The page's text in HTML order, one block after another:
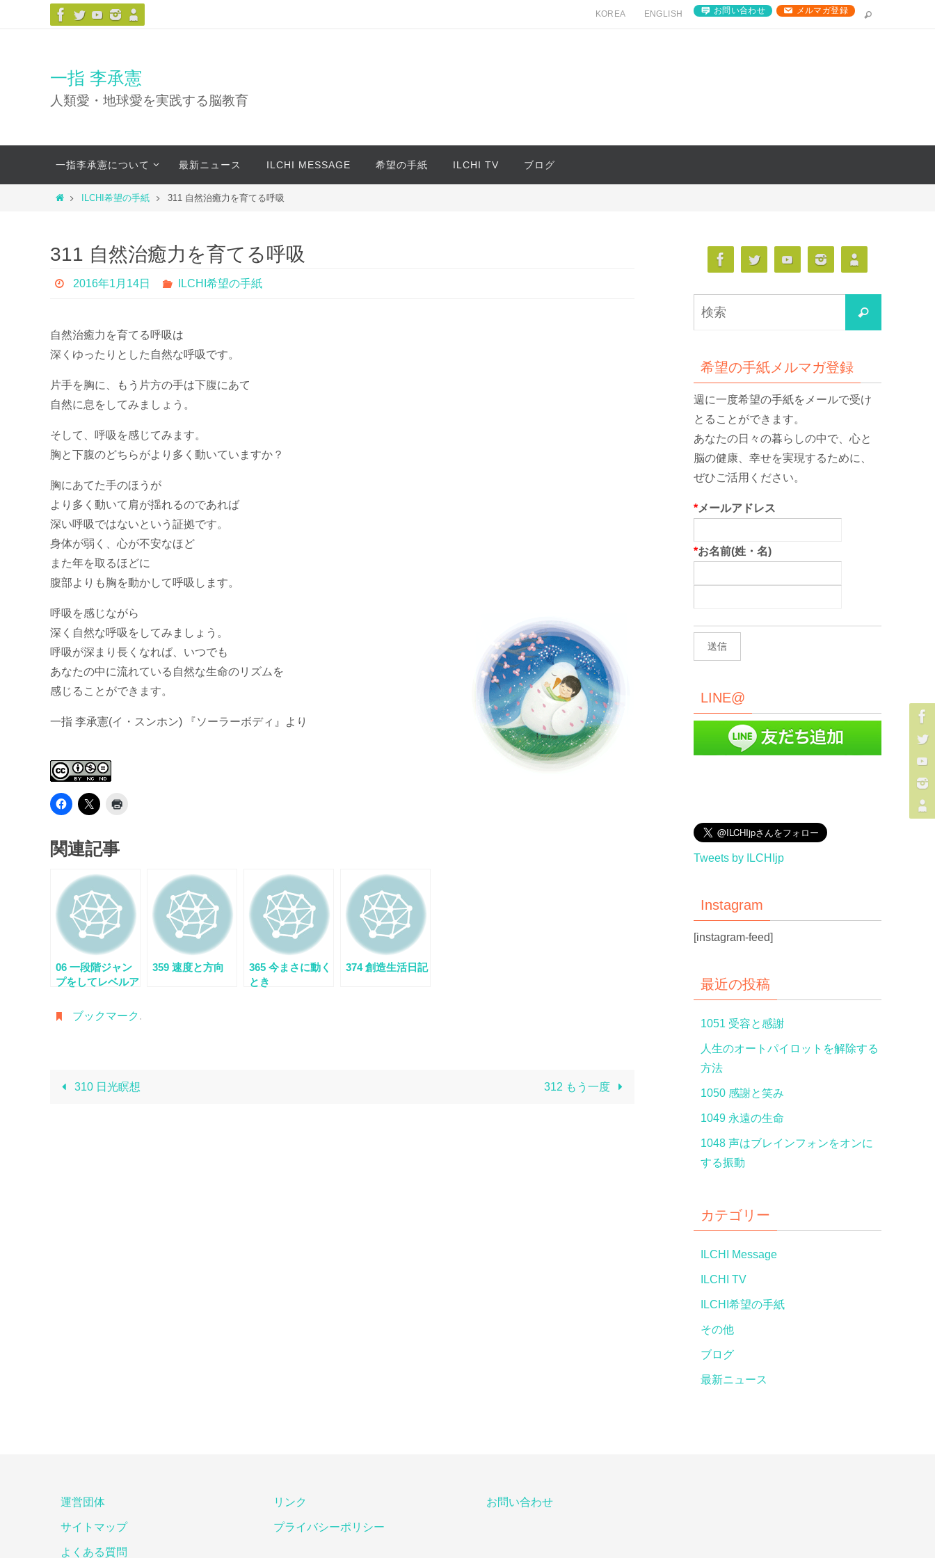
キ
プ
KOREA ENGLISH お問い合わせ メルマガ登録
一指 李承憲
人類愛・地球愛を実践する脳教育
テ
一指李承憲について 最新ニュース ILCHI MESSAGE 希望の手紙 ILCHI TV ブログ
ホ
ILCHI希望の手紙 311 自然治癒力を育てる呼吸
311 自然治癒力を育てる呼吸
2016年1月14日 ILCHI希望の手紙
自然治癒力を育てる呼吸は
深くゆったりとした自然な呼吸です。
片手を胸に、もう片方の手は下腹にあて
自然に息をしてみましょう。
そして、呼吸を感じてみます。
胸と下腹のどちらがより多く動いていますか？
胸にあてた手のほうが
より多く動いて肩が揺れるのであれば
深い呼吸ではないという証拠です。
身体が弱く、心が不安なほど
また年を取るほどに
腹部よりも胸を動かして呼吸します。
呼吸を感じながら
深く自然な呼吸をしてみましょう。
呼吸が深まり長くなれば、いつでも
あなたの中に流れている自然な生命のリズムを
感じることができます。
一指 李承憲(イ・スンホン) 『ソーラーボディ』より
関連記事
06 一段階ジャン
プをしてレベルア
359 速度と方向
365 今まさに動く
とき
374 創造生活日記
ブックマーク .
310 日光瞑想 312 もう一度
検
索
希望の手紙メルマガ登録
週に一度希望の手紙をメールで受け
とることができます。
あなたの日々の暮らしの中で、心と
脳の健康、幸せを実現するために、
ぜひご活用ください。
*メールアドレス
*お名前(姓・名)
LINE@
Tweets by ILCHIjp
Instagram
[instagram-feed]
最近の投稿
1051 受容と感謝
人生のオートパイロットを解除する
方法
1050 感謝と笑み
1049 永遠の生命
1048 声はブレインフォンをオンに
する振動
カテゴリー
ILCHI Message
ILCHI TV
ILCHI希望の手紙
その他
ブログ
最新ニュース
運営団体
サイトマップ
よくある質問
リンク
プライバシーポリシー
お問い合わせ